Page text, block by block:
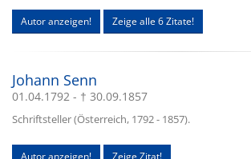
Autor anzeigen! Zeige alle 6 Zitate!
Johann Senn
01.04.1792 - † 30.09.1857
Schriftsteller (Österreich, 1792 - 1857).
Autor anzeigen! Zeige Zitat!